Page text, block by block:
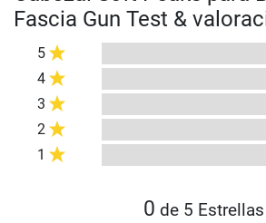
Fascia Gun Test &
5
4
3
2
1
0 de 5 Estrellas